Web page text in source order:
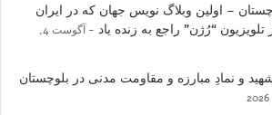
– اولین وبلاگ نویس جهان که در ایران
“رُژن” راجع به زنده یاد
آگوست 4,
و نمادِ مبارزه و مقاومت مدنی در بلوچستان